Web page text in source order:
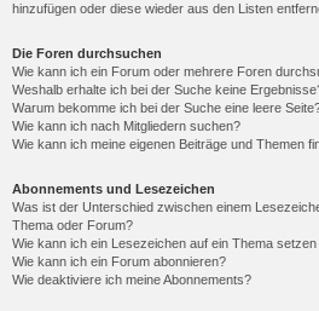
hinzufügen oder diese wieder aus den Listen
Die Foren durchsuchen
Wie kann ich ein Forum oder mehrere Foren
Weshalb erhalte ich bei der Suche keine
Warum bekomme ich bei der Suche eine leere
Wie kann ich nach Mitgliedern suchen?
Wie kann ich meine eigenen Beiträge und Themen
Abonnements und Lesezeichen
Was ist der Unterschied zwischen einem
Thema oder Forum?
Wie kann ich ein Lesezeichen auf ein Thema
Wie kann ich ein Forum abonnieren?
Wie deaktiviere ich meine Abonnements?